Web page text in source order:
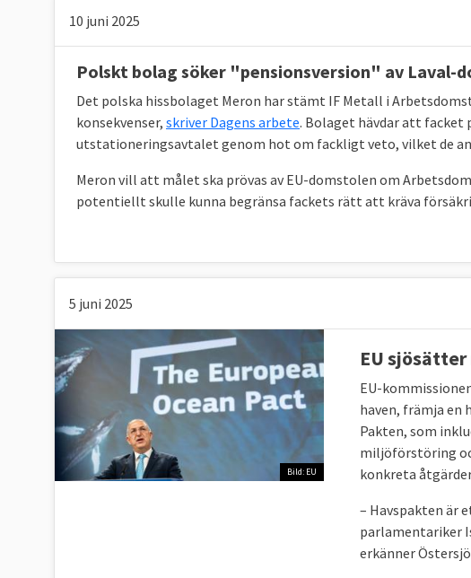
10 juni 2025
Polskt bolag söker "pensionsversion" av Laval-
Det polska hissbolaget Meron har stämt IF Metall i
konsekvenser, skriver Dagens arbete. Bolaget hävdar att facket
utstationeringsavtalet genom hot om fackligt veto, vilket de
Meron vill att målet ska prövas av EU-domstolen om
potentiellt skulle kunna begränsa fackets rätt att kräva
5 juni 2025
Bild: EU
EU
EU-
haven, främja en
Pakten, som
miljöförstöring
konkreta
– Havspakten är
parlamentariker
erkänner